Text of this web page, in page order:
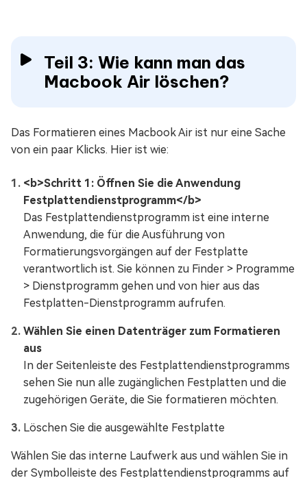
Teil 3: Wie kann man das
Macbook Air löschen?
Das Formatieren eines Macbook Air ist nur eine Sache
von ein paar Klicks. Hier ist wie:
<b>Schritt 1: Öffnen Sie die Anwendung
Festplattendienstprogramm</b>
Das Festplattendienstprogramm ist eine interne
Anwendung, die für die Ausführung von
Formatierungsvorgängen auf der Festplatte
verantwortlich ist. Sie können zu Finder > Programme
> Dienstprogramm gehen und von hier aus das
Festplatten-Dienstprogramm aufrufen.
Wählen Sie einen Datenträger zum Formatieren
aus
In der Seitenleiste des Festplattendienstprogramms
sehen Sie nun alle zugänglichen Festplatten und die
zugehörigen Geräte, die Sie formatieren möchten.
Löschen Sie die ausgewählte Festplatte
Wählen Sie das interne Laufwerk aus und wählen Sie in
der Symbolleiste des Festplattendienstprogramms auf